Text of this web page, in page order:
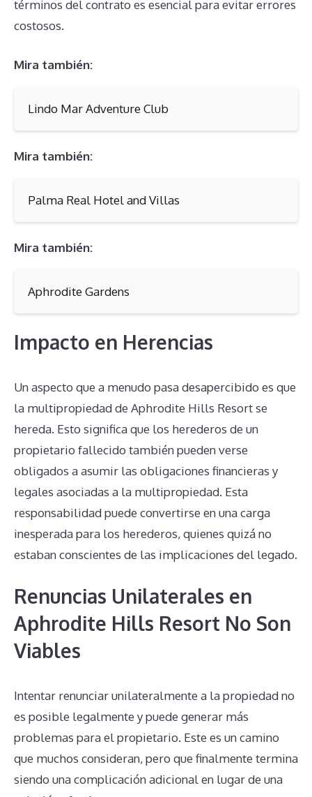
términos del contrato es esencial para evitar errores
costosos.
Mira también:
Lindo Mar Adventure Club
Mira también:
Palma Real Hotel and Villas
Mira también:
Aphrodite Gardens
Impacto en Herencias
Un aspecto que a menudo pasa desapercibido es que
la multipropiedad de Aphrodite Hills Resort se
hereda. Esto significa que los herederos de un
propietario fallecido también pueden verse
obligados a asumir las obligaciones financieras y
legales asociadas a la multipropiedad. Esta
responsabilidad puede convertirse en una carga
inesperada para los herederos, quienes quizá no
estaban conscientes de las implicaciones del legado.
Renuncias Unilaterales en
Aphrodite Hills Resort No Son
Viables
Intentar renunciar unilateralmente a la propiedad no
es posible legalmente y puede generar más
problemas para el propietario. Este es un camino
que muchos consideran, pero que finalmente termina
siendo una complicación adicional en lugar de una